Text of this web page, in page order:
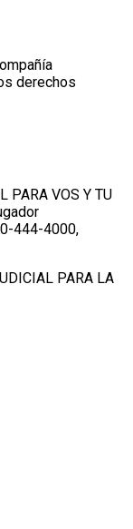
derechos
PARA VOS Y TU
444-4000,
PARA LA